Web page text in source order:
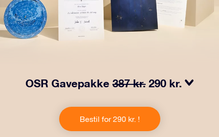
OSR Gavepakke 387 kr. 290 kr.
Denne gave inkluderer en smuk kuvert og personlige
dokumenter, der sendes til en adresse efter dit eget
valg, samt digitale dokumenter og gratis brug af vores
Bestil for 290 kr. !